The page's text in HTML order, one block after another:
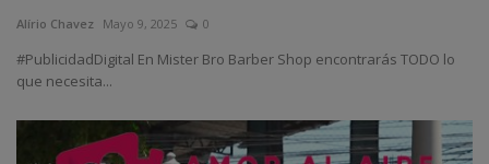
Alírio Chavez Mayo 9, 2025 0
#PublicidadDigital En Mister Bro Barber Shop encontrarás TODO lo
que necesita...